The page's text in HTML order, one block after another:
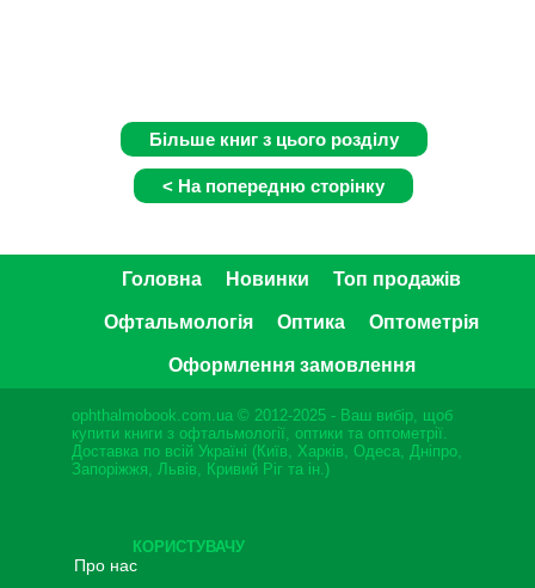
Головна Новинки Топ продажів
Офтальмологія Оптика Оптометрія
Оформлення замовлення
ophthalmobook.com.ua © 2012-2025 - Ваш вибір, щоб
купити книги з офтальмології, оптики та оптометрії.
Доставка по всій Україні (Київ, Харків, Одеса, Дніпро,
Запоріжжя, Львів, Кривий Ріг та ін.)
КОРИСТУВАЧУ
Про нас